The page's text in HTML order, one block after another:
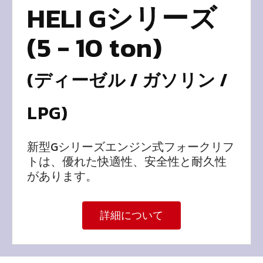
HELI Gシリーズ
(5 - 10 ton)
(ディーゼル / ガソリン /
LPG)
新型Gシリーズエンジン式フォークリフ
トは、優れた快適性、安全性と耐久性
があります。
詳細について